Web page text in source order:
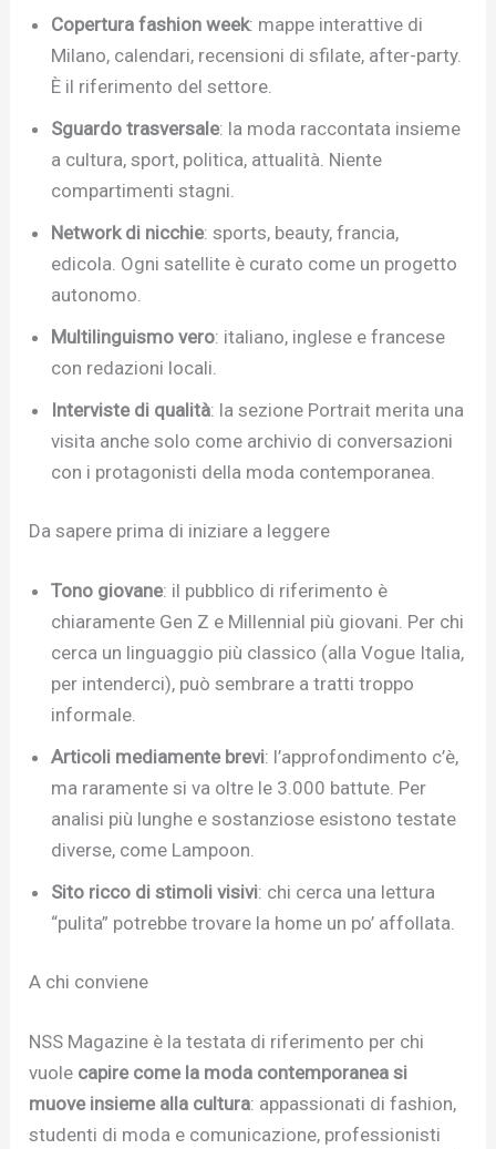
Copertura fashion week: mappe interattive di
Milano, calendari, recensioni di sfilate, after-party.
È il riferimento del settore.
Sguardo trasversale: la moda raccontata insieme
a cultura, sport, politica, attualità. Niente
compartimenti stagni.
Network di nicchie: sports, beauty, francia,
edicola. Ogni satellite è curato come un progetto
autonomo.
Multilinguismo vero: italiano, inglese e francese
con redazioni locali.
Interviste di qualità: la sezione Portrait merita una
visita anche solo come archivio di conversazioni
con i protagonisti della moda contemporanea.
Da sapere prima di iniziare a leggere
Tono giovane: il pubblico di riferimento è
chiaramente Gen Z e Millennial più giovani. Per chi
cerca un linguaggio più classico (alla Vogue Italia,
per intenderci), può sembrare a tratti troppo
informale.
Articoli mediamente brevi: l’approfondimento c’è,
ma raramente si va oltre le 3.000 battute. Per
analisi più lunghe e sostanziose esistono testate
diverse, come Lampoon.
Sito ricco di stimoli visivi: chi cerca una lettura
“pulita” potrebbe trovare la home un po’ affollata.
A chi conviene
NSS Magazine è la testata di riferimento per chi
vuole capire come la moda contemporanea si
muove insieme alla cultura: appassionati di fashion,
studenti di moda e comunicazione, professionisti